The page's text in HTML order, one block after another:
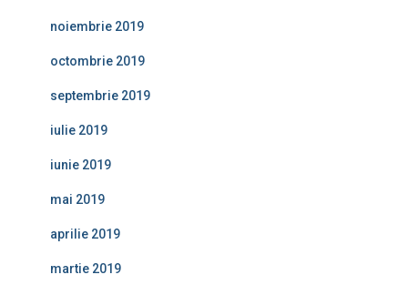
noiembrie 2019
octombrie 2019
septembrie 2019
iulie 2019
iunie 2019
mai 2019
aprilie 2019
martie 2019